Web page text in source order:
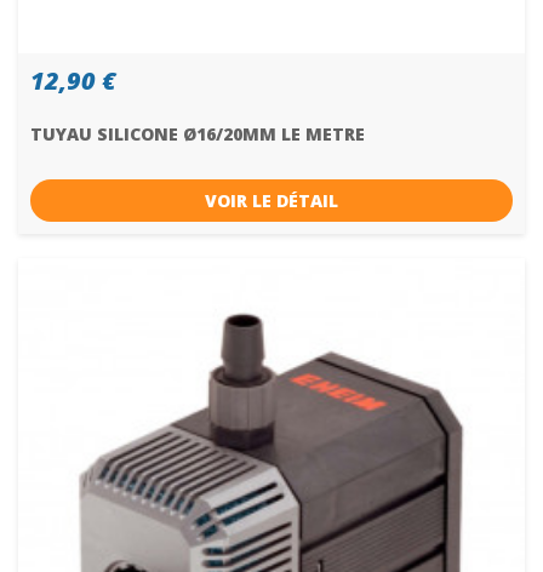
12,90 €
TUYAU SILICONE Ø16/20MM LE METRE
VOIR LE DÉTAIL